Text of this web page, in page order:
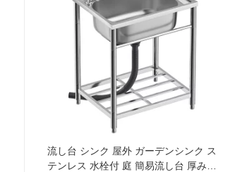
流し台 シンク 屋外 ガーデンシンク ス
テンレス 水栓付 庭 簡易流し台 厚みあ